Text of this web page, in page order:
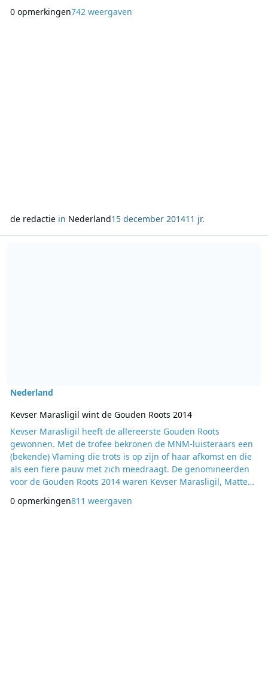
Niet zo gek dus dat 123gold.nl/Steinberg dit jaar door de
luisteraars van De Coen en Sander Show uitgeroepen is tot
0 opmerkingen742 weergaven
de redactiein Nederland15 december 201411 jr.
Nederland
Kevser Marasligil wint de Gouden Roots 2014
Kevser Marasligil heeft de allereerste Gouden Roots
gewonnen. Met de trofee bekronen de MNM-luisteraars een
(bekende) Vlaming die trots is op zijn of haar afkomst en die
als een fiere pauw met zich meedraagt. De genomineerden
voor de Gouden Roots 2014 waren Kevser Marasligil, Matteo
regisseursduo Adil El Arbi en Billal Fallah. “MNM heeft een
0 opmerkingen811 weergaven